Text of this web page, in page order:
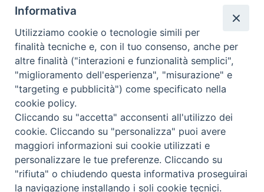
DIOCESI SUBURBICARIA DI ALBANO
Contatti:Tel.: 06.93268401 - Fax.: 06.9323844
E-mail:curia@diocesidialbano.it
Orari: dal Lunedì al Venerdì Ore: 9:00 - 13:00
Lunedì, Mercoledì e Venerdì, Ore 9:30 - 12:30
Diocesi Suburbicaria di Albano
Informativa
Utilizziamo cookie o tecnologie simili per
finalità tecniche e, con il tuo consenso, anche per
altre finalità ("interazioni e funzionalità semplici",
"miglioramento dell'esperienza", "misurazione" e
"targeting e pubblicità") come specificato nella
cookie policy.
Cliccando su "accetta" acconsenti all'utilizzo dei
cookie. Cliccando su "personalizza" puoi avere
maggiori informazioni sui cookie utilizzati e
personalizzare le tue preferenze. Cliccando su
"rifiuta" o chiudendo questa informativa proseguirai
la navigazione installando i soli cookie tecnici.